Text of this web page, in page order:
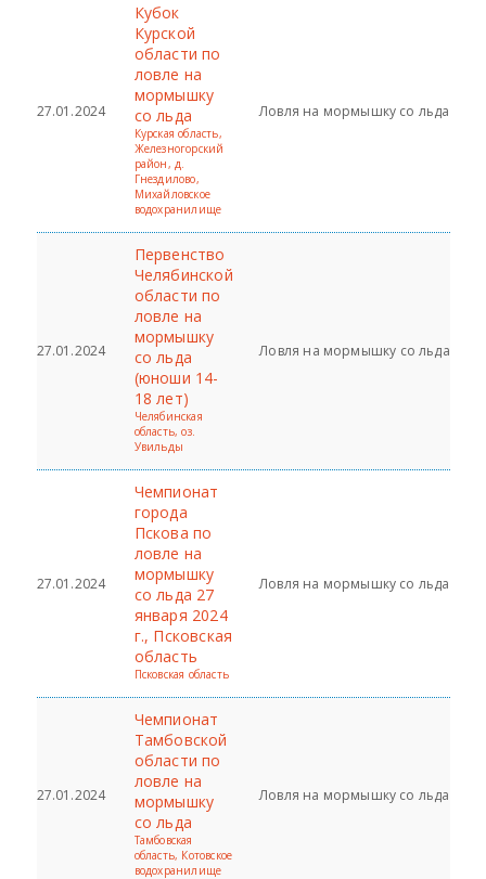
27.01.2024
Кубок
Курской
области по
ловле на
мормышку
со льда
Курская область,
Железногорский
район, д.
Гнездилово,
Михайловское
водохранилище
Ловля на мормышку со льда
27.01.2024
Первенство
Челябинской
области по
ловле на
мормышку
со льда
(юноши 14-
18 лет)
Челябинская
область, оз.
Увильды
Ловля на мормышку со льда
27.01.2024
Чемпионат
города
Пскова по
ловле на
мормышку
со льда 27
января 2024
г., Псковская
область
Псковская область
Ловля на мормышку со льда
27.01.2024
Чемпионат
Тамбовской
области по
ловле на
мормышку
со льда
Тамбовская
область, Котовское
водохранилище
Ловля на мормышку со льда